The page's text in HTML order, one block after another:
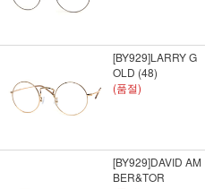
[BY929]LARRY G
OLD (48)
(품절)
[BY929]DAVID AM
BER&TOR